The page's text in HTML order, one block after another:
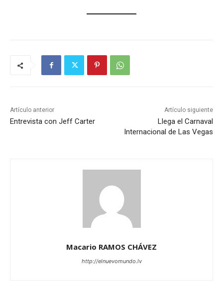
Artículo anterior
Entrevista con Jeff Carter
Artículo siguiente
Llega el Carnaval
Internacional de Las Vegas
Macario RAMOS CHÁVEZ
http://elnuevomundo.lv